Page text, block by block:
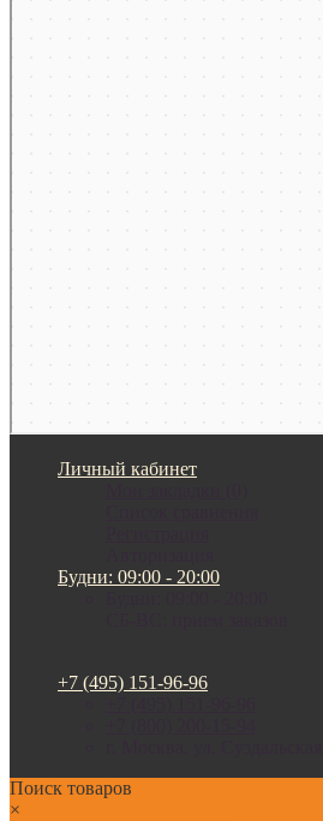
Личный кабинет
Будни: 09:00 - 20:00
+7 (495) 151-96-96
Поиск товаров
×